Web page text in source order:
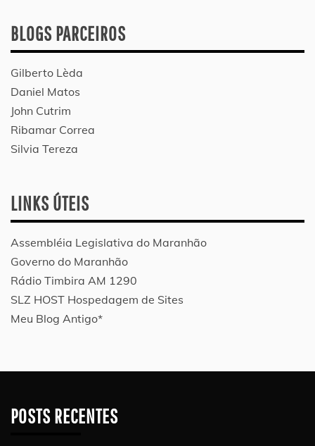
BLOGS PARCEIROS
Gilberto Lèda
Daniel Matos
John Cutrim
Ribamar Correa
Silvia Tereza
LINKS ÚTEIS
Assembléia Legislativa do Maranhão
Governo do Maranhão
Rádio Timbira AM 1290
SLZ HOST Hospedagem de Sites
Meu Blog Antigo*
POSTS RECENTES